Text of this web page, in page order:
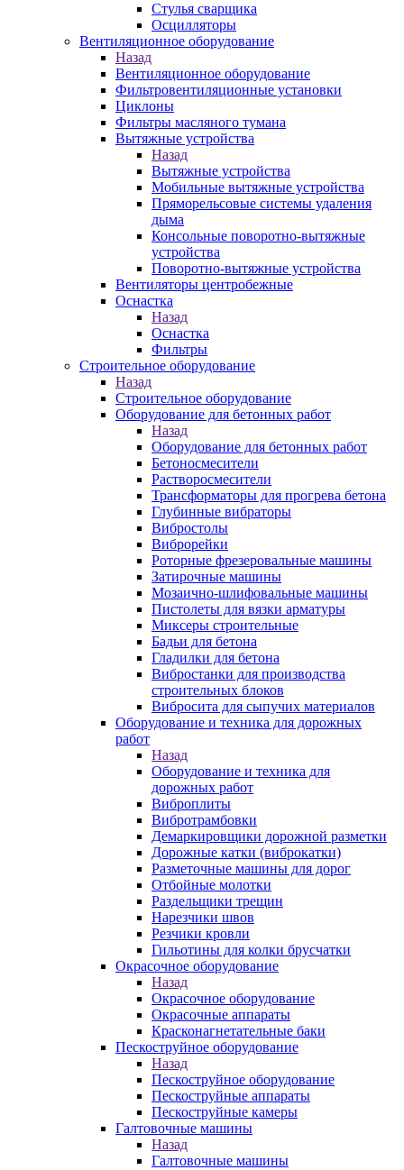
Стулья сварщика
Осцилляторы
Вентиляционное оборудование
Назад
Вентиляционное оборудование
Фильтровентиляционные установки
Циклоны
Фильтры масляного тумана
Вытяжные устройства
Назад
Вытяжные устройства
Мобильные вытяжные устройства
Пряморельсовые системы удаления
дыма
Консольные поворотно-вытяжные
устройства
Поворотно-вытяжные устройства
Вентиляторы центробежные
Оснастка
Назад
Оснастка
Фильтры
Строительное оборудование
Назад
Строительное оборудование
Оборудование для бетонных работ
Назад
Оборудование для бетонных работ
Бетоносмесители
Растворосмесители
Трансформаторы для прогрева бетона
Глубинные вибраторы
Вибростолы
Виброрейки
Роторные фрезеровальные машины
Затирочные машины
Мозаично-шлифовальные машины
Пистолеты для вязки арматуры
Миксеры строительные
Бадьи для бетона
Гладилки для бетона
Вибростанки для производства
строительных блоков
Вибросита для сыпучих материалов
Оборудование и техника для дорожных
работ
Назад
Оборудование и техника для
дорожных работ
Виброплиты
Вибротрамбовки
Демаркировщики дорожной разметки
Дорожные катки (виброкатки)
Разметочные машины для дорог
Отбойные молотки
Раздельщики трещин
Нарезчики швов
Резчики кровли
Гильотины для колки брусчатки
Окрасочное оборудование
Назад
Окрасочное оборудование
Окрасочные аппараты
Красконагнетательные баки
Пескоструйное оборудование
Назад
Пескоструйное оборудование
Пескоструйные аппараты
Пескоструйные камеры
Галтовочные машины
Назад
Галтовочные машины